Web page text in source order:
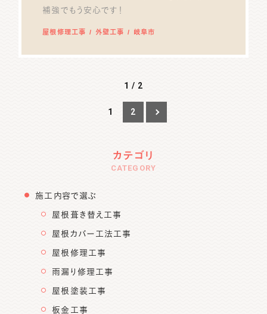
補強でもう安心です！
屋根修理工事 外壁工事 岐阜市
1 / 2
1 2
カテゴリ
CATEGORY
施工内容で選ぶ
屋根葺き替え工事
屋根カバー工法工事
屋根修理工事
雨漏り修理工事
屋根塗装工事
板金工事